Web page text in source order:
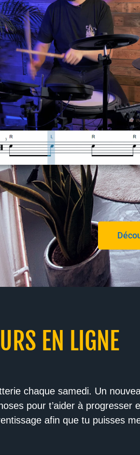
EN LIGNE
chaque samedi. Un
pour t’aider à
afin que tu puisses